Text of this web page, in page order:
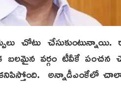
చేసుకుంటున్నాయి.
బలమైన వర్గం టీవీకే పంచన
అన్నాడీఎంకేలో